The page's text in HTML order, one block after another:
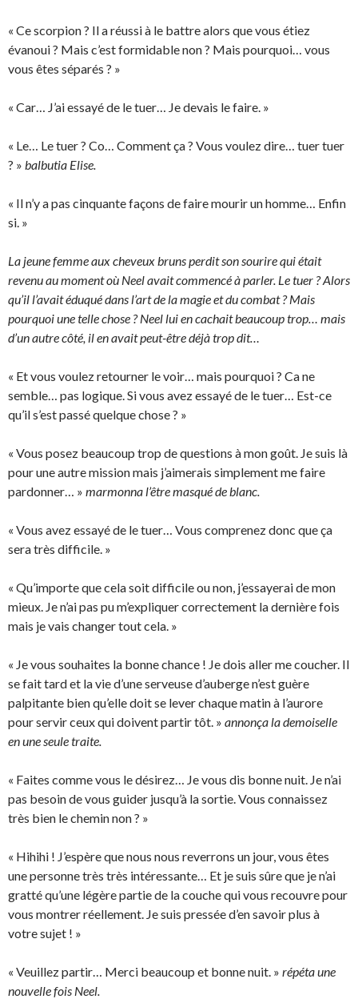
« Ce scorpion ? Il a réussi à le battre alors que vous étiez
évanoui ? Mais c’est formidable non ? Mais pourquoi… vous
vous êtes séparés ? »
« Car… J’ai essayé de le tuer… Je devais le faire. »
« Le… Le tuer ? Co… Comment ça ? Vous voulez dire… tuer tuer
? » balbutia Elise.
« Il n’y a pas cinquante façons de faire mourir un homme… Enfin
si. »
La jeune femme aux cheveux bruns perdit son sourire qui était
revenu au moment où Neel avait commencé à parler. Le tuer ? Alors
qu’il l’avait éduqué dans l’art de la magie et du combat ? Mais
pourquoi une telle chose ? Neel lui en cachait beaucoup trop… mais
d’un autre côté, il en avait peut-être déjà trop dit…
« Et vous voulez retourner le voir… mais pourquoi ? Ca ne
semble… pas logique. Si vous avez essayé de le tuer… Est-ce
qu’il s’est passé quelque chose ? »
« Vous posez beaucoup trop de questions à mon goût. Je suis là
pour une autre mission mais j’aimerais simplement me faire
pardonner… » marmonna l’être masqué de blanc.
« Vous avez essayé de le tuer… Vous comprenez donc que ça
sera très difficile. »
« Qu’importe que cela soit difficile ou non, j’essayerai de mon
mieux. Je n’ai pas pu m’expliquer correctement la dernière fois
mais je vais changer tout cela. »
« Je vous souhaites la bonne chance ! Je dois aller me coucher. Il
se fait tard et la vie d’une serveuse d’auberge n’est guère
palpitante bien qu’elle doit se lever chaque matin à l’aurore
pour servir ceux qui doivent partir tôt. » annonça la demoiselle
en une seule traite.
« Faites comme vous le désirez… Je vous dis bonne nuit. Je n’ai
pas besoin de vous guider jusqu’à la sortie. Vous connaissez
très bien le chemin non ? »
« Hihihi ! J’espère que nous nous reverrons un jour, vous êtes
une personne très très intéressante… Et je suis sûre que je n’ai
gratté qu’une légère partie de la couche qui vous recouvre pour
vous montrer réellement. Je suis pressée d’en savoir plus à
votre sujet ! »
« Veuillez partir… Merci beaucoup et bonne nuit. » répéta une
nouvelle fois Neel.